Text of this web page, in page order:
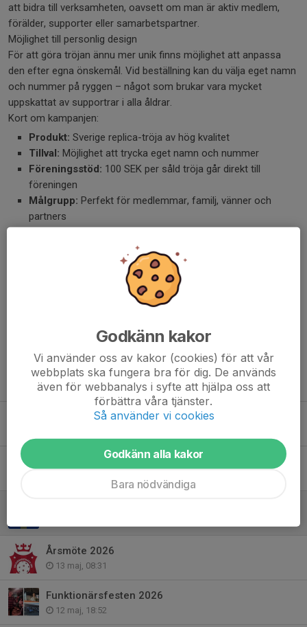
att bidra till verksamheten, oavsett om man är aktiv medlem,
förälder, supporter eller samarbetspartner.
Möjlighet till personlig design
För att göra tröjan ännu mer unik finns möjlighet att anpassa
den efter egna önskemål. Vid beställning kan du välja eget namn
och nummer på ryggen – något som brukar vara mycket
uppskattat av supportrar i alla åldrar.
Kort om kampanjen:
Produkt: Sverige replica-tröja av hög kvalitet
Tillval: Möjlighet att trycka eget namn och nummer
Föreningsstöd: 100 SEK per såld tröja går direkt till
föreningen
Målgrupp: Perfekt för medlemmar, familj, vänner och
partners
din tröja i god tid inför sommarens matcher och visa ditt stöd
för både blågult och vår egen förening!
KÖP DIN SVERIGE-REPLICA
Tidigare nyheter
Årsmöte 2026!
Vänlig påminnelse: Årsmöte 15 juni kl. 18:30
Årsmöte 2026
13 maj, 08:31
Funktionärsfesten 2026
12 maj, 18:52
Godkänn kakor
Vi använder oss av kakor (cookies) för att vår
webbplats ska fungera bra för dig. De används
även för webbanalys i syfte att hjälpa oss att
förbättra våra tjänster.
Så använder vi cookies
Godkänn alla kakor
Bara nödvändiga